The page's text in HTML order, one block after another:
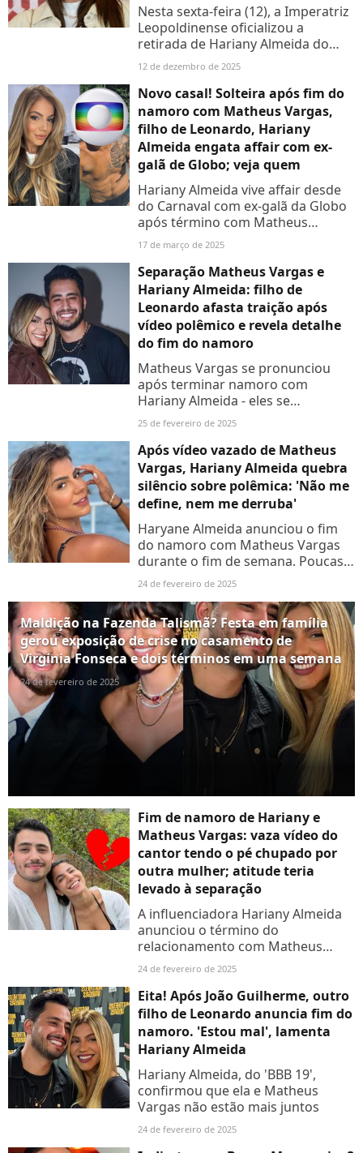
Nesta sexta-feira (12), a Imperatriz
Leopoldinense oficializou a
retirada de Hariany Almeida do
desfile no Carnaval 2026 pela
escola de samba
12 de dezembro de 2025
Novo casal! Solteira após fim do
namoro com Matheus Vargas,
filho de Leonardo, Hariany
Almeida engata affair com ex-
galã de Globo; veja quem
Hariany Almeida vive affair desde
do Carnaval com ex-galã da Globo
após término com Matheus
Vargas, filho de Leonardo; Saiba
quem
17 de março de 2025
Separação Matheus Vargas e
Hariany Almeida: filho de
Leonardo afasta traição após
vídeo polêmico e revela detalhe
do fim do namoro
Matheus Vargas se pronunciou
após terminar namoro com
Hariany Almeida - eles se
relacionavam oficialmente desde
setembro de 2023. O filho de
Leonardo indicou ainda que
separação era...
25 de fevereiro de 2025
Após vídeo vazado de Matheus
Vargas, Hariany Almeida quebra
silêncio sobre polêmica: 'Não me
define, nem me derruba'
Haryane Almeida anunciou o fim
do namoro com Matheus Vargas
durante o fim de semana. Poucas
horas depois do anúncio, o filho do
cantor Leonardo apareceu em um
vídeo rodeado de mulheres;...
24 de fevereiro de 2025
Maldição na Fazenda Talismã? Festa em família
gerou exposição de crise no casamento de
Virgínia Fonseca e dois términos em uma semana
24 de fevereiro de 2025
Fim de namoro de Hariany e
Matheus Vargas: vaza vídeo do
cantor tendo o pé chupado por
outra mulher; atitude teria
levado à separação
A influenciadora Hariany Almeida
anunciou o término do
relacionamento com Matheus
Vargas, filho de Leonardo neste
presença do cantor rodou a web
nesta...
24 de fevereiro de 2025
Eita! Após João Guilherme, outro
filho de Leonardo anuncia fim do
namoro. 'Estou mal', lamenta
Hariany Almeida
Hariany Almeida, do 'BBB 19',
confirmou que ela e Matheus
Vargas não estão mais juntos
24 de fevereiro de 2025